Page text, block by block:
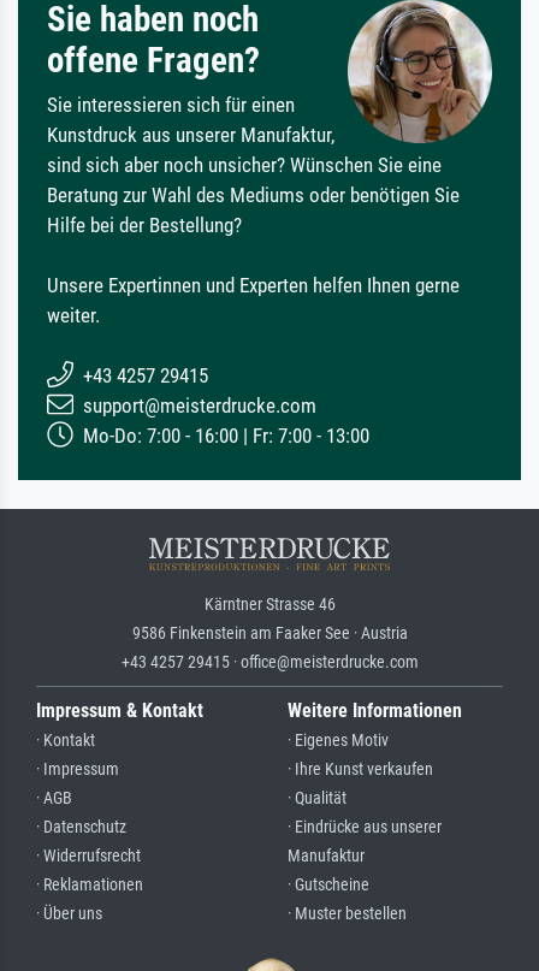
Sie haben noch
offene Fragen?
Sie interessieren sich für einen
Kunstdruck aus unserer Manufaktur,
sind sich aber noch unsicher? Wünschen Sie eine
Beratung zur Wahl des Mediums oder benötigen Sie
Hilfe bei der Bestellung?
Unsere Expertinnen und Experten helfen Ihnen gerne
weiter.
+43 4257 29415
support@meisterdrucke.com
Mo-Do: 7:00 - 16:00 | Fr: 7:00 - 13:00
Kärntner Strasse 46
9586 Finkenstein am Faaker See · Austria
+43 4257 29415 · office@meisterdrucke.com
Impressum & Kontakt
· Kontakt
· Impressum
· AGB
· Datenschutz
· Widerrufsrecht
· Reklamationen
· Über uns
Weitere Informationen
· Eigenes Motiv
· Ihre Kunst verkaufen
· Qualität
· Eindrücke aus unserer
Manufaktur
· Gutscheine
· Muster bestellen